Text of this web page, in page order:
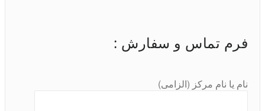
فرم تماس و سفارش :
نام یا نام مرکز (الزامی)